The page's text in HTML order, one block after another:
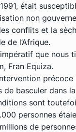
était
non
conflits et la
de l’Afrique.
que nous
Fran Equiza.
de basculer dans
sont
personnes
de